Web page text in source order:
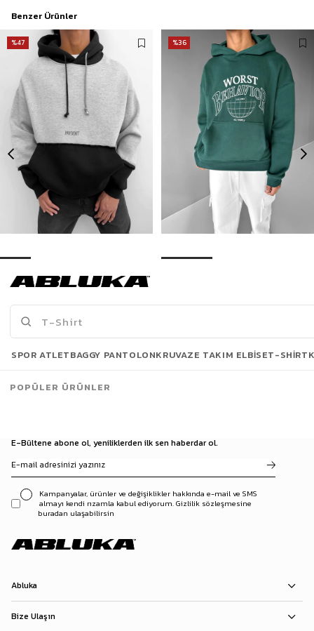
Benzer Ürünler
%47
499,90 TL
949,90 TL
%36
Son Bakılanlar
E-Bültene abone ol, yeniliklerden ilk sen haberdar ol.
Kampanyalar, ürünler ve değişiklikler hakkında e-mail ve SMS
almayı kendi rızamla kabul ediyorum. Gizlilik sözleşmesine
buradan ulaşabilirsin
Abluka
Bize Ulaşın
SPOR ATLETBAGGY PANTOLONKRUVAZE TAKIM ELBISET-SHIRT
POPÜLER ÜRÜNLER